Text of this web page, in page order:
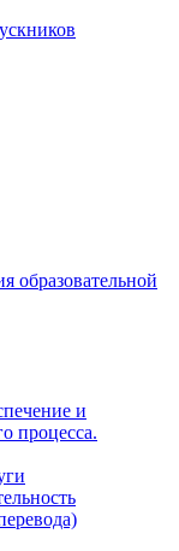
образовательной
и
процесса.